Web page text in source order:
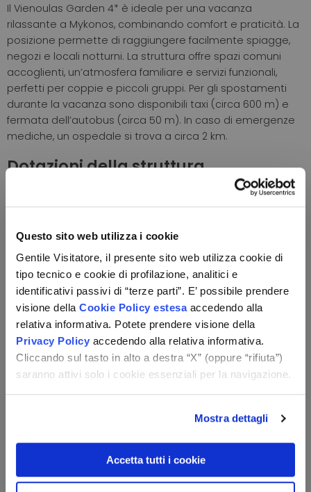
Questo sito web utilizza i cookie
Gentile Visitatore, il presente sito web utilizza cookie di
tipo tecnico e cookie di profilazione, analitici e
identificativi passivi di “terze parti”. E’ possibile prendere
visione della Cookie Policy estesaaccedendo alla
relativa informativa. Potete prendere visione della
Privacy Policy accedendo alla relativa informativa.
Cliccando sul tasto in alto a destra “X” (oppure “rifiuta”)
saranno attivi solo i cookie essenziali per la navigazione.
Mostra dettagli
Accetta tutti i cookie
Il Vienoulas Garden 4* è ideale per una vacanza
rilassante a Mykonos, combinando comfort e praticità. La
posizione permette di raggiungere facilmente spiagge,
negozi e locali notturni. La struttura offre spazi comuni
accoglienti, un’atmosfera familiare e servizi funzionali,
perfetti per coppie e piccoli gruppi. Per gli spostamenti
durante la vacanza sono disponibili taxi (circa 600 m) e
fermata dell’autobus (circa 50 m). In caso di emergenze
mediche, un ospedale si trova a circa 2 km.
Dotazioni della struttura
La struttura dispone di reception, snack bar, bar a bordo
piscina, piscina scoperta dotata di lettini ed ombrelloni
aree comuni. A pagamento: servizio spiaggia.
Camere
L’hotel dispone di 40 camere distribuite su 2 piani. Tutte le
sistemazioni sono dotate di balcone o terrazza,
cassaforte (dove previsto, a pagamento) e TV satellitare
a schermo piatto, oltre ad aria condizionata regolabile
individualmente. Il bagno privato è completo di doccia. Gli
ospiti possono usufruire di pulizia camere e concierge
La spiaggia più vicina è Megali Ammos Beach situata a
circa 2km dalla struttura.